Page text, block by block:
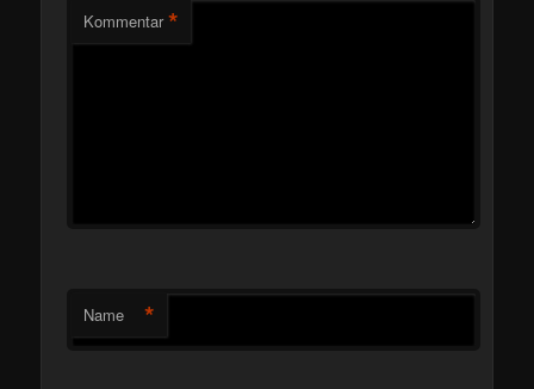
Kommentar *
Name *